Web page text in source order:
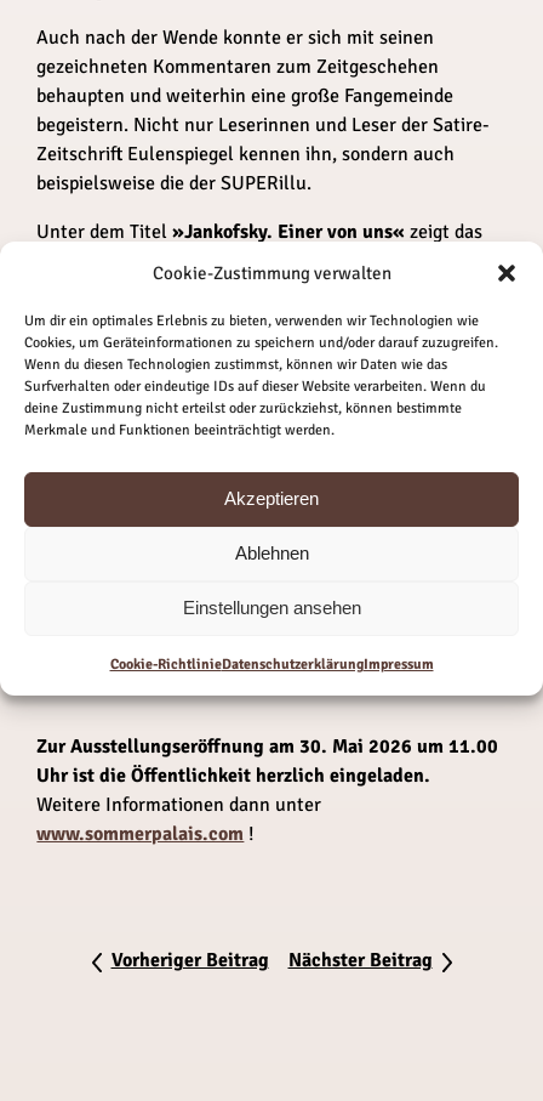
Cookie-Zustimmung verwalten
Um dir ein optimales Erlebnis zu bieten, verwenden wir Technologien wie
Cookies, um Geräteinformationen zu speichern und/oder darauf zuzugreifen.
Wenn du diesen Technologien zustimmst, können wir Daten wie das
Surfverhalten oder eindeutige IDs auf dieser Website verarbeiten. Wenn du
deine Zustimmung nicht erteilst oder zurückziehst, können bestimmte
Merkmale und Funktionen beeinträchtigt werden.
Akzeptieren
Ablehnen
Einstellungen ansehen
Cookie-RichtlinieDatenschutzerklärungImpressum
Auch nach der Wende konnte er sich mit seinen
gezeichneten Kommentaren zum Zeitgeschehen
behaupten und weiterhin eine große Fangemeinde
begeistern. Nicht nur Leser­innen und Leser der Satire-
Zeitschrift Eulenspiegel kennen ihn, sondern auch
beispielsweise die der SUPERillu.
Unter dem Titel»Jankofsky. Einer von uns« zeigt das
Greizer Sommerpalais eine über vier
Schaffensjahrzehnte reichende Werkauswahl, die mit
Unterstützung der „Stiftung Museen für Humor und
Satire“ zusammengestellt wurde. Mit fast einhundert
Exponaten sind so viele Jankofsky-­ Werke versammelt,
wie bisher nur selten in einer Ausstellung.
Wegen seines großen Erfolges und charakteritischer
Uli Stein« bezeichnet. Und ähnlich wie dieser war der
gelernte Lokomotivschlosser ein Seiteneinsteiger in der
vormittags in einem Berliner Café sitzend und dabei die
dann später mit Tuschefeder ausarbeitete.
Zur Ausstellungseröffnung am 30. Mai 2026 um 11.00
Uhr ist die Öffentlichkeit herzlich eingeladen.
Weitere Informationen dann unter
www.sommerpalais.com !
Vorheriger Beitrag Nächster Beitrag